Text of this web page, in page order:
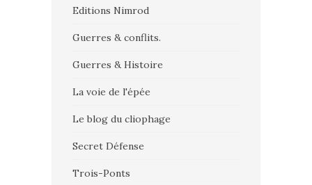
Editions Nimrod
Guerres & conflits.
Guerres & Histoire
La voie de l'épée
Le blog du cliophage
Secret Défense
Trois-Ponts